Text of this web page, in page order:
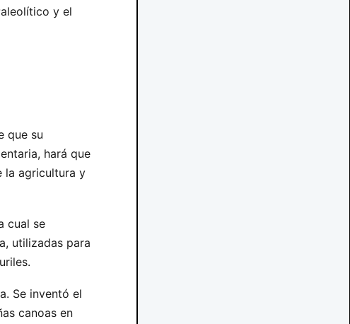
y el
que su
hará que
la agricultura y
cual se
utilizadas para
Se inventó el
canoas en